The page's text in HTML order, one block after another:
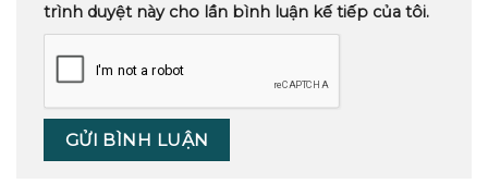
trình duyệt này cho lần bình luận kế tiếp của tôi.